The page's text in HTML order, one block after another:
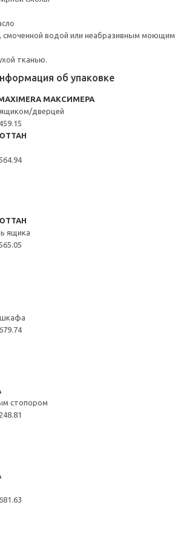
смоченной водой или неабразивным моющим
тканью.
об упаковке
МАКСИМЕРА
дверцей
ящика
шкафа
стопором